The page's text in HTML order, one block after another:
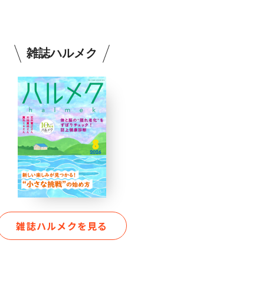
雑誌ハルメク
雑誌ハルメクを見る